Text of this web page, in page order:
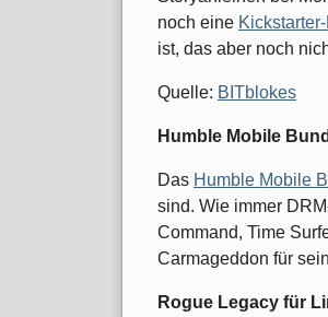
noch eine
ist, das aber noch
Quelle: BITblokes
Humble Mobile
Das Humble Mobile
sind. Wie immer
Command, Time
Carmageddon für
Rogue Legacy für